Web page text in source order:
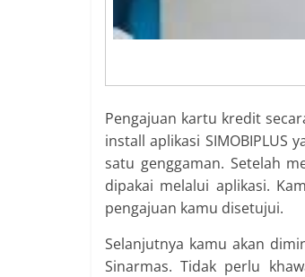
Pengajuan kartu kredit
install aplikasi
satu genggaman. Setelah
dipakai melalui aplikasi.
pengajuan kamu disetujui.
Selanjutnya kamu akan
Sinarmas. Tidak perlu